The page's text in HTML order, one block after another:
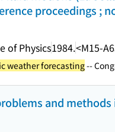
proceedings ;
of Physics1984.<M15-
weather forecasting--
and methods